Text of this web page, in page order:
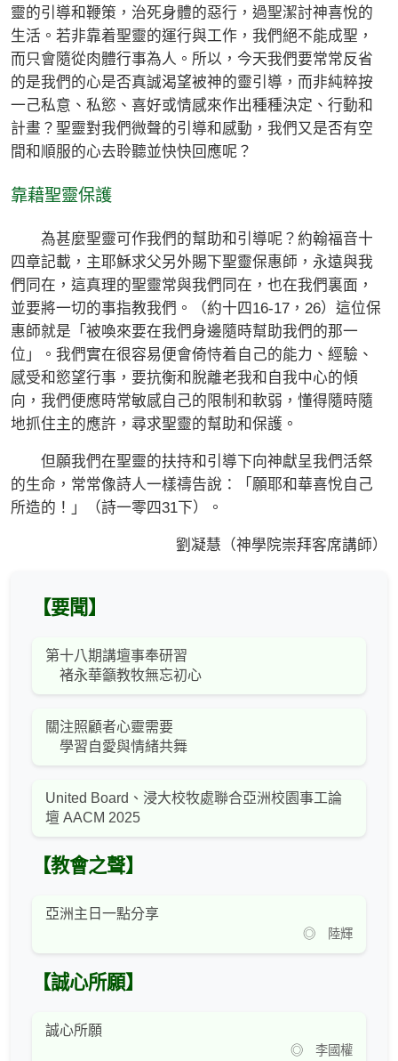
靈的引導和鞭策，治死身體的惡行，過聖潔討神喜悅的
生活。若非靠着聖靈的運行與工作，我們絕不能成聖，
而只會隨從肉體行事為人。所以，今天我們要常常反省
的是我們的心是否真誠渴望被神的靈引導，而非純粹按
一己私意、私慾、喜好或情感來作出種種決定、行動和
計畫？聖靈對我們微聲的引導和感動，我們又是否有空
間和順服的心去聆聽並快快回應呢？
靠藉聖靈保護
為甚麼聖靈可作我們的幫助和引導呢？約翰福音十
四章記載，主耶穌求父另外賜下聖靈保惠師，永遠與我
們同在，這真理的聖靈常與我們同在，也在我們裏面，
並要將一切的事指教我們。（約十四16-17，26）這位保
惠師就是「被喚來要在我們身邊隨時幫助我們的那一
位」。我們實在很容易便會倚恃着自己的能力、經驗、
感受和慾望行事，要抗衡和脫離老我和自我中心的傾
向，我們便應時常敏感自己的限制和軟弱，懂得隨時隨
地抓住主的應許，尋求聖靈的幫助和保護。
但願我們在聖靈的扶持和引導下向神獻呈我們活祭
的生命，常常像詩人一樣禱告說：「願耶和華喜悅自己
所造的！」（詩一零四31下）。
劉凝慧（神學院崇拜客席講師）
【要聞】
第十八期講壇事奉研習
褚永華籲教牧無忘初心
關注照顧者心靈需要
學習自愛與情緒共舞
United Board、浸大校牧處聯合亞洲校園事工論
壇 AACM 2025
【教會之聲】
亞洲主日一點分享
◎ 陸輝
【誠心所願】
誠心所願
◎ 李國權